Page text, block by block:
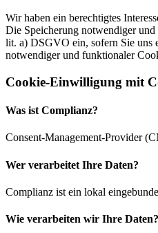
Wir haben ein berechtigtes
Die Speicherung notwendiger
lit. a) DSGVO ein, sofern Sie uns
notwendiger und funktionaler
Cookie-Einwilligung mit
Was ist Complianz?
Consent-Management-Provider
Wer verarbeitet Ihre Daten?
Complianz ist ein lokal
Wie verarbeiten wir Ihre Daten?